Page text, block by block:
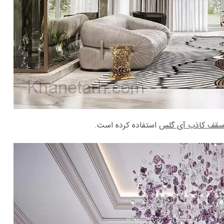
سقف کاذب آی گلس استفاده کرده است.